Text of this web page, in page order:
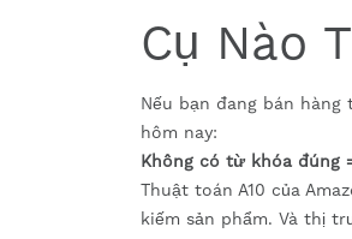
Cụ Nào
Nếu bạn đang bán
hôm nay:
Không có từ khóa đúng
Thuật toán A10 của
kiếm sản phẩm. Và thị